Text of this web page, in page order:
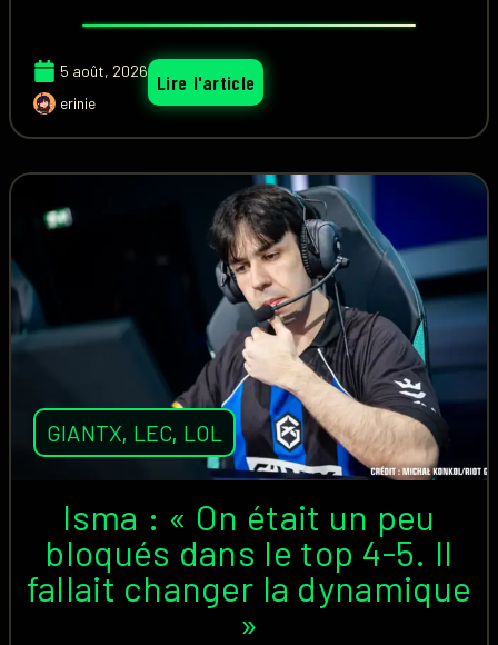
5 août, 2026
erinie
Lire l'article
GIANTX, LEC, LOL
Isma : « On était un peu
bloqués dans le top 4-5. Il
fallait changer la dynamique
»